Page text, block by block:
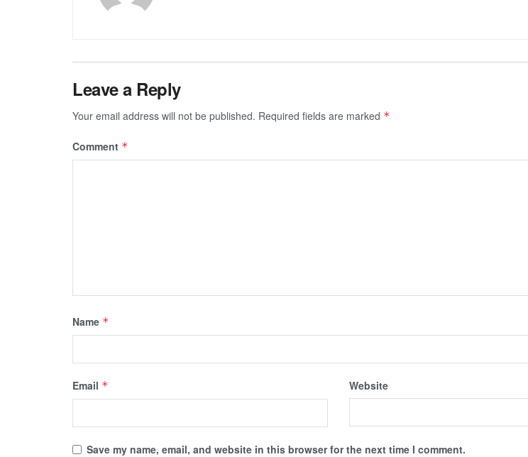
Leave a Reply
Your email address will not be published. Required fields are marked *
Comment *
Name *
Email * Website
Save my name, email, and website in this browser for the next time I comment.